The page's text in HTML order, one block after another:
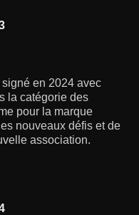
en 2024 avec
la catégorie des
pour la marque
nouveaux défis et de
association.